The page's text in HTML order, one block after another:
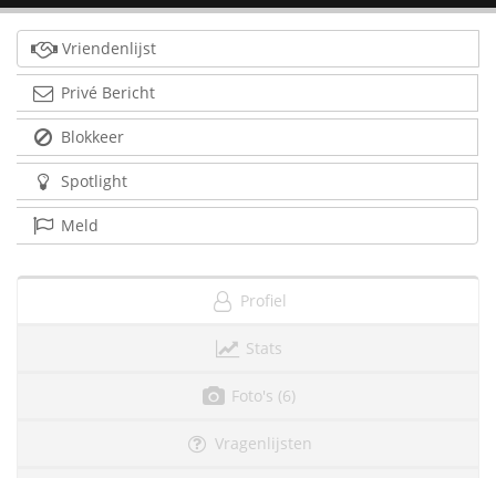
Vriendenlijst
Privé Bericht
Blokkeer
Spotlight
Meld
Profiel
Stats
Foto's (6)
Vragenlijsten